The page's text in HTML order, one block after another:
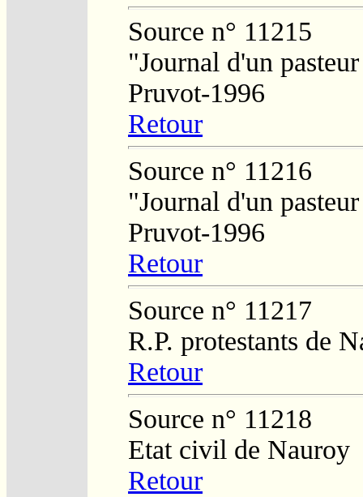
Source n° 11215
"Journal d'un
Pruvot-1996
Retour
Source n° 11216
"Journal d'un
Pruvot-1996
Retour
Source n° 11217
R.P. protestants de
Retour
Source n° 11218
Etat civil de Nauroy
Retour